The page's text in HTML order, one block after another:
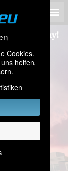
Cookies.
helfen,